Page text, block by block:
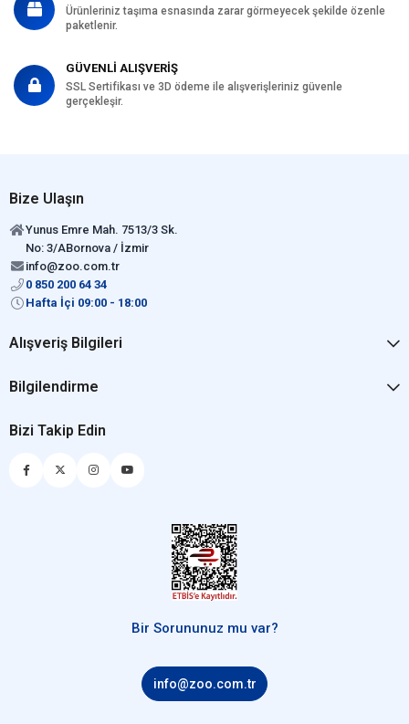
Ürünleriniz taşıma esnasında zarar görmeyecek şekilde özenle
paketlenir.
GÜVENLİ ALIŞVERİŞ
SSL Sertifikası ve 3D ödeme ile alışverişleriniz güvenle
gerçekleşir.
Bize Ulaşın
Yunus Emre Mah. 7513/3 Sk.
No: 3/ABornova / İzmir
info@zoo.com.tr
0 850 200 64 34
Hafta İçi 09:00 - 18:00
Alışveriş Bilgileri
Bilgilendirme
Bizi Takip Edin
Bir Sorununuz mu var?
info@zoo.com.tr